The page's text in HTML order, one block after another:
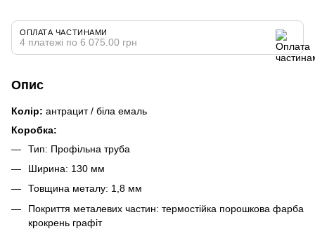
ОПЛАТА ЧАСТИНАМИ
4 платежі по 6 075.00 грн
Опис
Колір: антрацит/ біла емаль
Коробка:
Тип: Профільна труба
Ширина: 130 мм
Товщина металу: 1,8 мм
Покриття металевих частин: термостійка порошкова фарба
крокрень графіт